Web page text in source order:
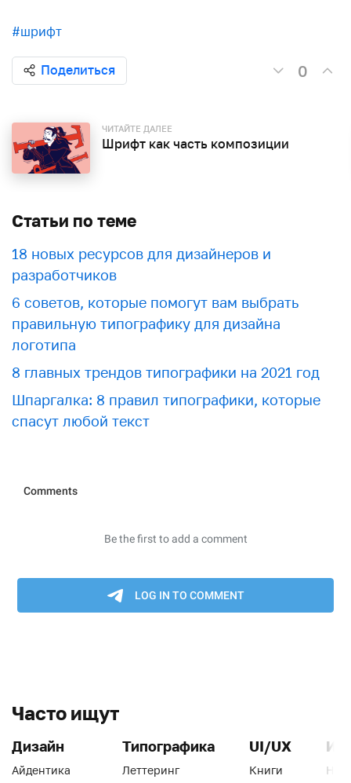
#шрифт
Поделиться 0
ЧИТАЙТЕ ДАЛЕЕ
Шрифт как часть композиции
Статьи по теме
18 новых ресурсов для дизайнеров и
разработчиков
6 советов, которые помогут вам выбрать
правильную типографику для дизайна
логотипа
8 главных трендов типографики на 2021 год
Шпаргалка: 8 правил типографики, которые
спасут любой текст
Часто ищут
Дизайн
Айдентика
Типографика
Леттеринг
UI/UX
Книги